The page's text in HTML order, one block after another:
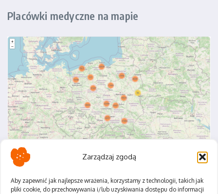
Zarządzaj zgodą
Aby zapewnić jak najlepsze wrażenia, korzystamy z technologii, takich jak
pliki cookie, do przechowywania i/lub uzyskiwania dostępu do informacji
Placówki medyczne na mapie